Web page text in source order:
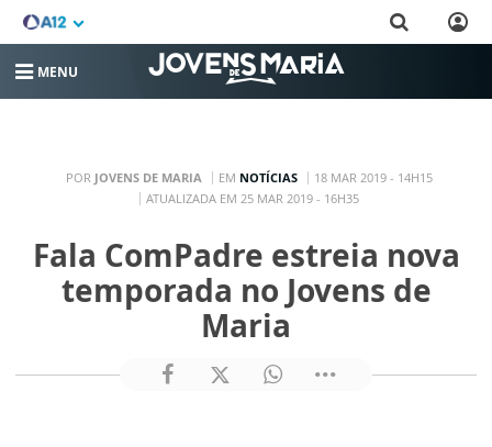
MENU
POR JOVENS DE MARIA EM NOTÍCIAS
18 MAR 2019 - 14H15
ATUALIZADA EM 25 MAR 2019 - 16H35
Fala ComPadre estreia nova
temporada no Jovens de
Maria